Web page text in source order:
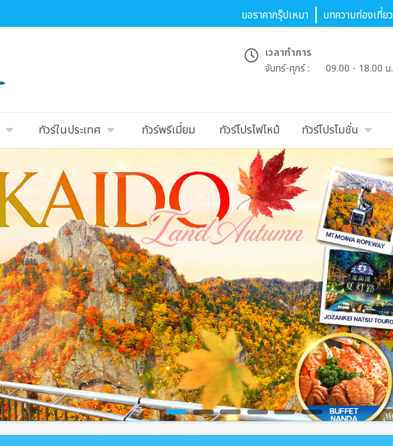
ขอราคากรุ๊ปเหมา บทความท่องเที่ยว
เวลาทำการ
จันทร์-ศุกร์ :
09.00 - 18.00 น.
ทัวร์ในประเทศ ทัวร์พรีเมี่ยม ทัวร์โปรไฟไหม้ ทัวร์โปรโมชั่น